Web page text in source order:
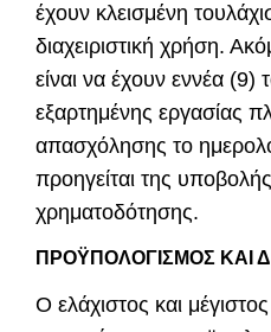
έχουν κλεισμένη
διαχειριστική χρήση.
είναι να έχουν εννέα
εξαρτημένης εργασίας
απασχόλησης το
προηγείται της
χρηματοδότησης.
ΠΡΟΫΠΟΛΟΓΙΣΜΟΣ ΚΑΙ
Ο ελάχιστος και